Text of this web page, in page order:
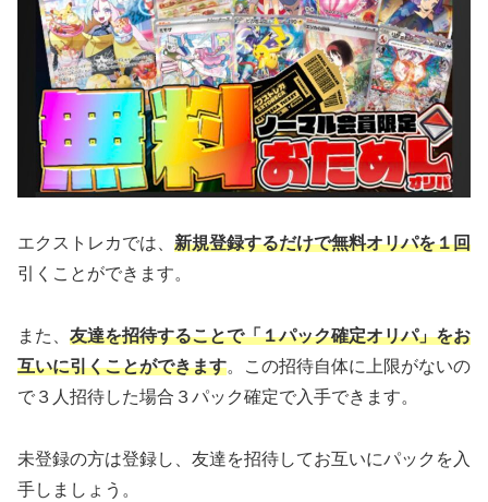
エクストレカでは、 新規登録するだけで無料オリパを１回
引くことができます。
また、 友達を招待することで「１パック確定オリパ」をお
互いに引くことができます。この招待自体に上限がないの
で３人招待した場合３パック確定で入手できます。
未登録の方は登録し、友達を招待してお互いにパックを入
手しましょう。